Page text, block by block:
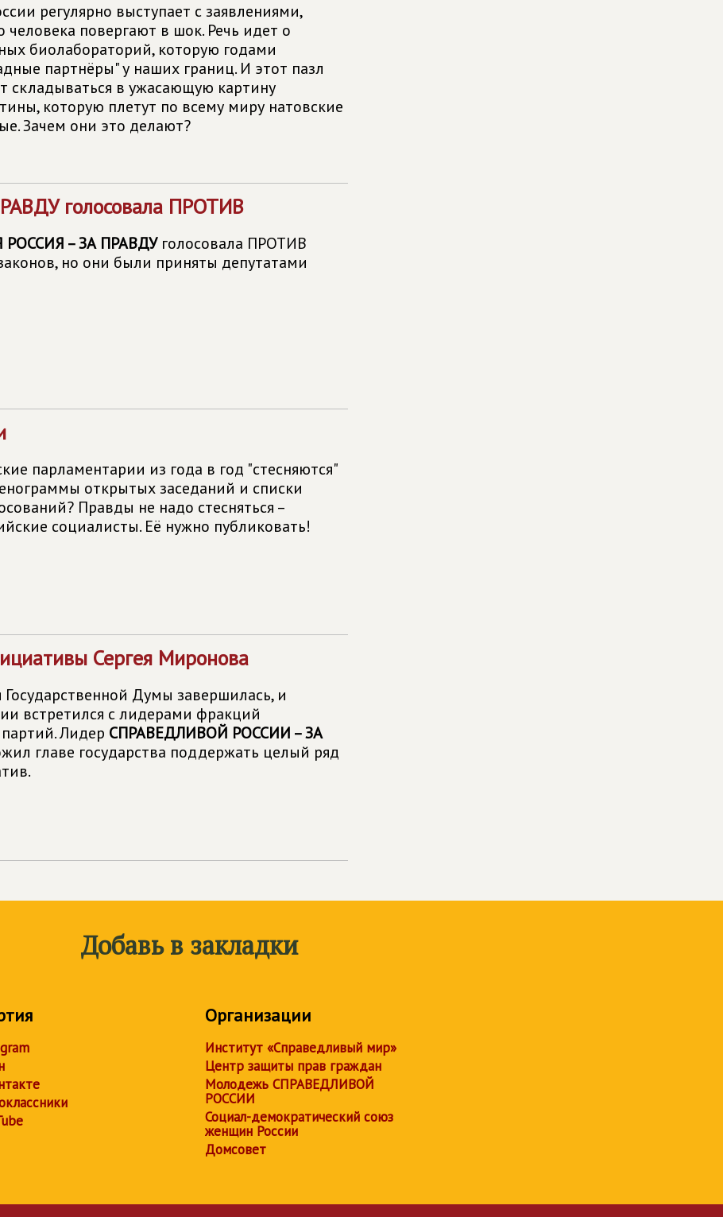
регулярно выступает с заявлениями,
человека повергают в шок. Речь идет о
биолабораторий, которую годами
партнёры" у наших границ. И этот пазл
складываться в ужасающую картину
которую плетут по всему миру натовские
Зачем они это делают?
голосовала ПРОТИВ
– ЗА ПРАВДУголосовала ПРОТИВ
но они были приняты депутатами
парламентарии из года в год "стесняются"
открытых заседаний и списки
Правды не надо стесняться –
социалисты. Её нужно публиковать!
Сергея Миронова
Государственной Думы завершилась, и
встретился с лидерами фракций
Лидер СПРАВЕДЛИВОЙ РОССИИ – ЗА
главе государства поддержать целый ряд
Добавь в закладки
Организации
Институт «Справедливый мир»
Центр защиты прав граждан
Молодежь СПРАВЕДЛИВОЙ
РОССИИ
Социал-демократический союз
женщин России
Домсовет